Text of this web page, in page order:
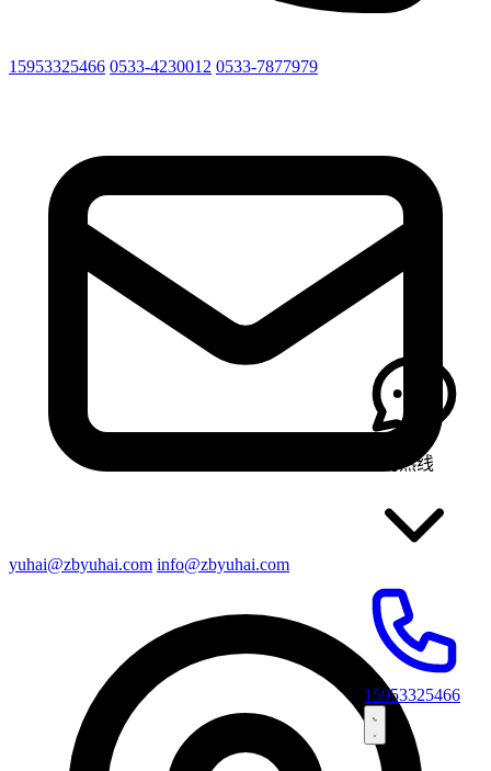
15953325466 0533-4230012 0533-7877979
yuhai@zbyuhai.com info@zbyuhai.com
咨询热线
15953325466